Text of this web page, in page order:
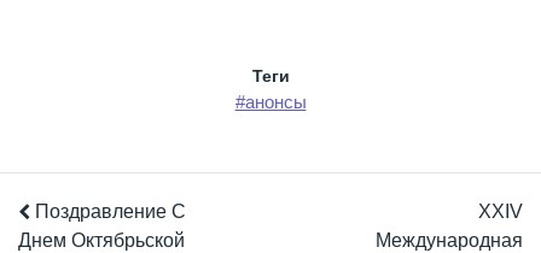
Теги
#анонсы
Поздравление С
Днем Октябрьской
XХIV
Международная